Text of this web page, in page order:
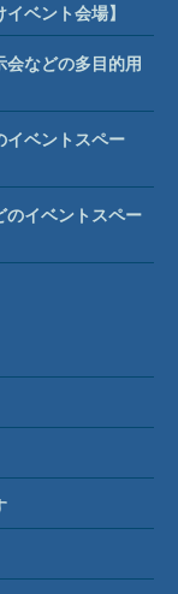
ベント会場】
会などの多目的用
イベントスペー
のイベントスペー